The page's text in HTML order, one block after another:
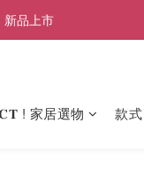
免運
新品上市
! 家居選物 款式